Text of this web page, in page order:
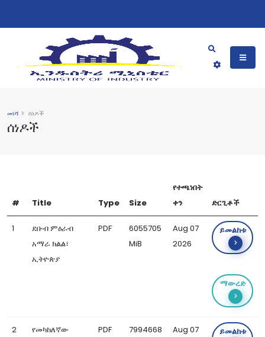
ሰነዶች
መነሻ ሰነዶች
# Title Type Size
የተጫነበት
ቀን
ድርጊቶች
1
ደቡብ ምዕራብ
አማራ ክልል፣
ኢትዮጵያ
PDF
6055705
MiB
Aug 07
2026
ይመልከቱ
ማውረድ
2
የመካከለኛው
PDF
7994668
Aug 07
ይመልከቱ